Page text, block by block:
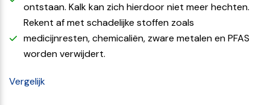
ontstaan. Kalk kan zich hierdoor niet meer hechten.
Rekent af met schadelijke stoffen zoals
medicijnresten, chemicaliën, zware metalen en PFAS
worden verwijdert.
Vergelijk